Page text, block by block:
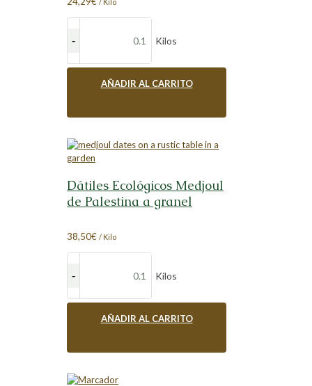
/ Kilo
Kilos
AÑADIR AL CARRITO
Dátiles Ecológicos Medjoul
de Palestina a granel
38,50€ / Kilo
Kilos
AÑADIR AL CARRITO